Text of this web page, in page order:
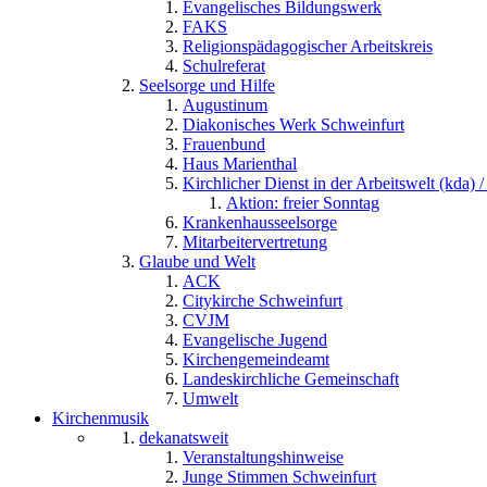
Evangelisches Bildungswerk
FAKS
Religionspädagogischer Arbeitskreis
Schulreferat
Seelsorge und Hilfe
Augustinum
Diakonisches Werk Schweinfurt
Frauenbund
Haus Marienthal
Kirchlicher Dienst in der Arbeitswelt (kda) /
Aktion: freier Sonntag
Krankenhausseelsorge
Mitarbeitervertretung
Glaube und Welt
ACK
Citykirche Schweinfurt
CVJM
Evangelische Jugend
Kirchengemeindeamt
Landeskirchliche Gemeinschaft
Umwelt
Kirchenmusik
dekanatsweit
Veranstaltungshinweise
Junge Stimmen Schweinfurt